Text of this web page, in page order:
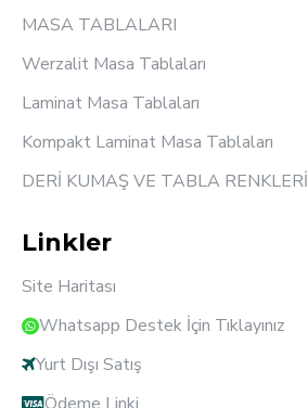
MASA TABLALARI
Werzalit Masa Tablaları
Laminat Masa Tablaları
Kompakt Laminat Masa Tablaları
DERİ KUMAŞ VE TABLA RENKLERİ
Linkler
Site Haritası
Whatsapp Destek İçin Tıklayınız
Yurt Dışı Satış